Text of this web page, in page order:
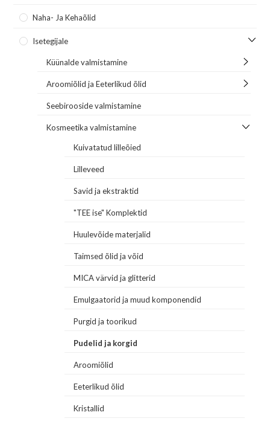
Naha- Ja Kehaõlid
Isetegijale
Küünalde valmistamine
Aroomiõlid ja Eeterlikud õlid
Seebirooside valmistamine
Kosmeetika valmistamine
Kuivatatud lilleõied
Lilleveed
Savid ja ekstraktid
"TEE ise" Komplektid
Huulevõide materjalid
Taimsed õlid ja võid
MICA värvid ja glitterid
Emulgaatorid ja muud komponendid
Purgid ja toorikud
Pudelid ja korgid
Aroomiõlid
Eeterlikud õlid
Kristallid